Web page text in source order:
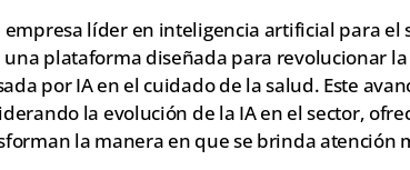
líder en inteligencia artificial para el
plataforma diseñada para revolucionar
por IA en el cuidado de la salud. Este
la evolución de la IA en el sector,
la manera en que se brinda atención